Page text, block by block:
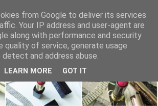
from Google to deliver its services
Your IP address and user-agent are
along with performance and security
quality of service, generate usage
and address abuse.
LEARN MORE GOT IT